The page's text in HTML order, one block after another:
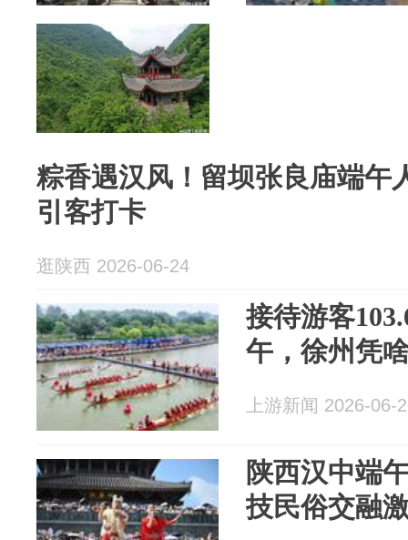
粽香遇汉风！留坝张良庙端午
引客打卡
逛陕西 2026-06-24
接待游客
午，徐州凭
上游新闻 2026-06-
陕西汉中端
技民俗交融